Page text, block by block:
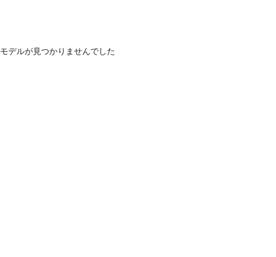
モデルが見つかりませんでした